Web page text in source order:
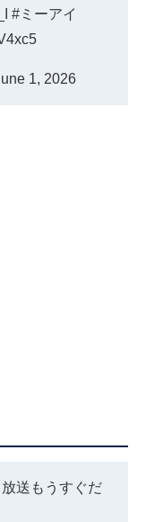
#ミーアイ
1, 2026
送もうすぐだ